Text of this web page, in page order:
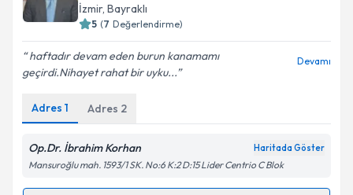
İzmir, Bayraklı
5 (7 Değerlendirme)
haftadır devam eden burun kanamamı
geçirdi.Nihayet rahat bir uyku...
Devamı
Adres 1 Adres 2
Op.Dr. İbrahim Korhan Haritada Göster
Mansuroğlu mah. 1593/1 SK. No:6 K:2 D:15 Lider Centrio C Blok